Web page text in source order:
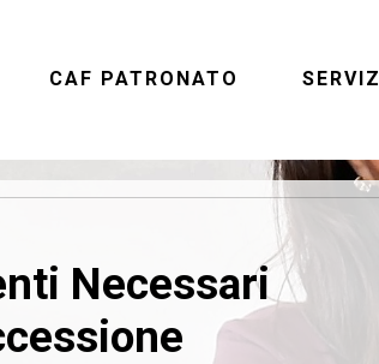
CAF PATRONATO SERVIZI
Necessari